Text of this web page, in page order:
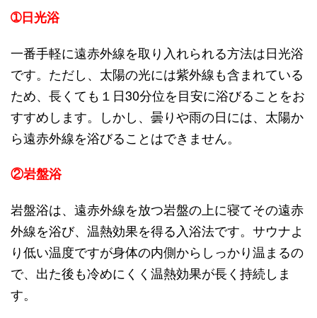
➀日光浴
一番手軽に遠赤外線を取り入れられる方法は日光浴
です。ただし、太陽の光には紫外線も含まれている
ため、長くても１日30分位を目安に浴びることをお
すすめします。しかし、曇りや雨の日には、太陽か
ら遠赤外線を浴びることはできません。
②岩盤浴
岩盤浴は、遠赤外線を放つ岩盤の上に寝てその遠赤
外線を浴び、温熱効果を得る入浴法です。サウナよ
り低い温度ですが身体の内側からしっかり温まるの
で、出た後も冷めにくく温熱効果が長く持続しま
す。